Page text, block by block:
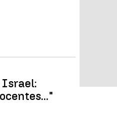
Israel: